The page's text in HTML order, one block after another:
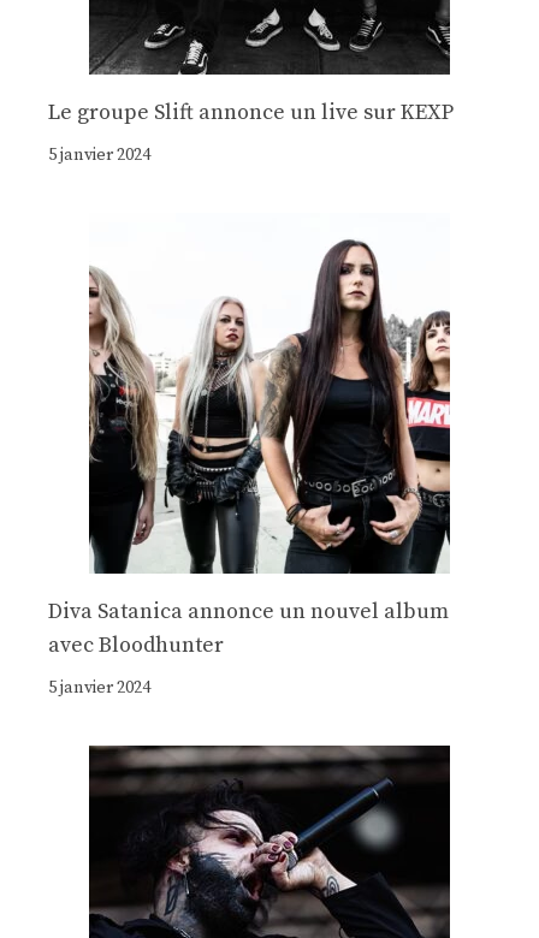
Le groupe Slift annonce un live sur KEXP
5 janvier 2024
Diva Satanica annonce un nouvel album
avec Bloodhunter
5 janvier 2024